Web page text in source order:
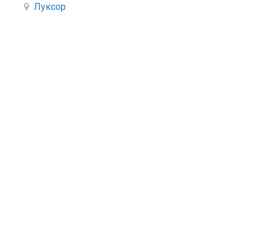
Луксор